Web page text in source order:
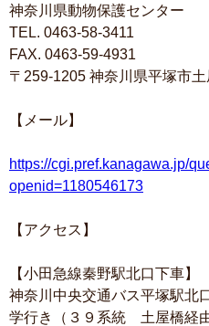
神奈川県動物保護センター
TEL. 0463-58-3411
FAX. 0463-59-4931
〒259-1205 神奈川県平塚市
【メール】
https://cgi.pref.kanagawa.jp/
openid=1180546173
【アクセス】
【小田急線秦野駅北口下車】
神奈川中央交通バス平塚駅北
学行き（３９系統 土屋橋経